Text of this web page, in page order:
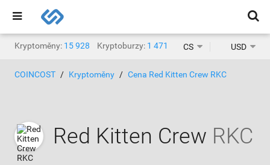
Kryptoměny: 15 928 Kryptoburzy: 1 471 CS USD
COINCOST Kryptoměny Cena Red Kitten Crew RKC
Red Kitten Crew RKC